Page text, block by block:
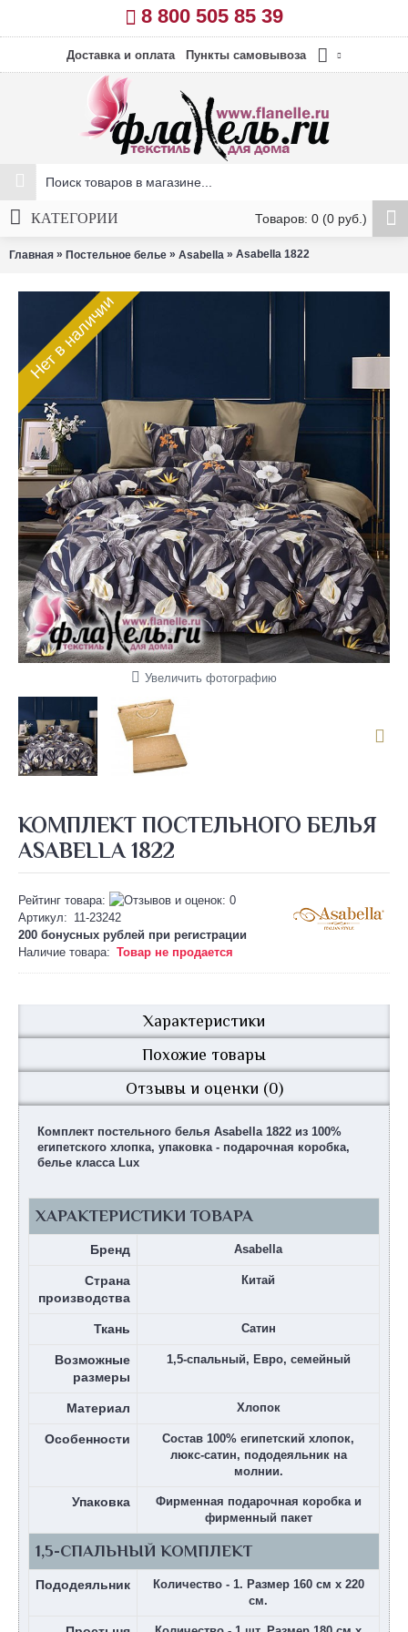
8 800 505 85 39
Доставка и оплата Пункты самовывоза
Товаров: 0 (0 руб.)
КАТЕГОРИИ
Главная » Постельное белье » Asabella » Asabella 1822
Нет в наличии
Увеличить фотографию
КОМПЛЕКТ ПОСТЕЛЬНОГО БЕЛЬЯ
ASABELLA 1822
Рейтинг товара:
Артикул: 11-23242
200 бонусных рублей при регистрации
Наличие товара: Товар не продается
Характеристики
Похожие товары
Отзывы и оценки (0)
Комплект постельного белья Asabella 1822 из 100%
египетского хлопка, упаковка - подарочная коробка,
белье класса Lux
ХАРАКТЕРИСТИКИ ТОВАРА
Бренд Asabella
Страна
производства
Китай
Ткань Сатин
Возможные
размеры
1,5-спальный, Евро, семейный
Материал Хлопок
Особенности
Состав 100% египетский хлопок,
люкс-сатин, пододеяльник на
молнии.
Упаковка
Фирменная подарочная коробка и
фирменный пакет
1,5-СПАЛЬНЫЙ КОМПЛЕКТ
Пододеяльник
Количество - 1. Размер 160 см х 220
см.